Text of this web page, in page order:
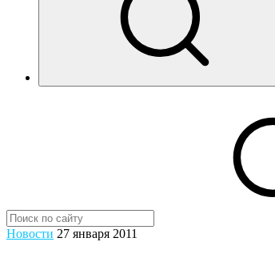
Новости 27 января 2011